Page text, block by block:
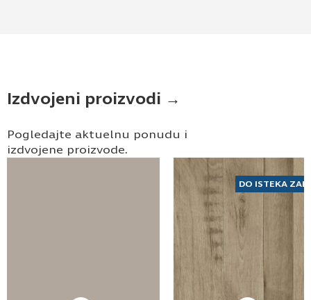
Izdvojeni proizvodi →
Pogledajte aktuelnu ponudu i
izdvojene proizvode.
DO ISTEKA